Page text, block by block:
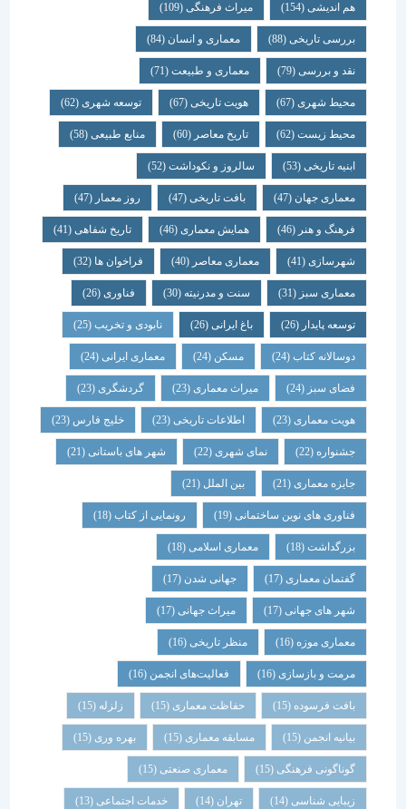
هم اندیشی (154) میراث فرهنگی (109)
بررسی تاریخی (88) معماری و انسان (84)
نقد و بررسی (79) معماری و طبیعت (71)
محیط شهری(67) هویت تاریخی(67) توسعه شهری(62)
محیط زیست(62) تاریخ معاصر(60) منابع طبیعی(58)
ابنیه تاریخی(53) سالروز و نکوداشت(52)
معماری جهان (47) بافت تاریخی(47) روز معمار(47)
فرهنگ و هنر(46) همایش معماری (46) تاریخ شفاهی (41)
شهرسازی(41) معماری معاصر(40) فراخوان ها (32)
معماری سبز(31) سنت و مدرنیته(30) فناوری (26)
توسعه پایدار(26) باغ ایرانی(26) نابودی و تخریب(25)
دوسالانه کتاب(24) مسکن (24) معماری ایرانی(24)
فضای سبز(24) میراث معماری (23) گردشگری (23)
هویت معماری (23) اطلاعات تاریخی(23) خلیج فارس(23)
جشنواره(22) نمای شهری(22) شهر های باستانی (21)
جایزه معماری (21) بین الملل(21)
فناوری های نوین ساختمانی(19) رونمایی از کتاب (18)
بزرگداشت (18) معماری اسلامی(18)
گفتمان معماری (17) جهانی شدن(17)
شهر های جهانی(17) میراث جهانی(17)
معماری موزه(16) منظر تاریخی (16)
مرمت و بازسازی(16) فعالیت‌های انجمن(16)
بافت فرسوده (15) حفاظت معماری (15) زلزله
بیانیه انجمن(15) مسابقه معماری (15) بهره وری(15)
گوناگونی فرهنگی (15) معماری صنعتی(15)
زیبایی شناسی (14) تهران خدمات اجتماعی (13)